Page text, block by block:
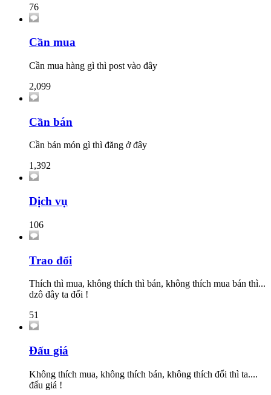
76
Cần mua
Cần mua hàng gì thì post vào đây
2,099
Cần bán
Cần bán món gì thì đăng ở đây
1,392
Dịch vụ
106
Trao đổi
Thích thì mua, không thích thì bán, không thích mua bán thì...
dzô đây ta đổi !
51
Đấu giá
Không thích mua, không thích bán, không thích đổi thì ta....
đấu giá !